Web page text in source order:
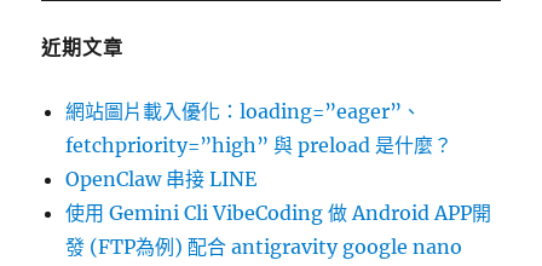
近期文章
網站圖片載入優化：loading=”eager”、
fetchpriority=”high” 與 preload 是什麼？
OpenClaw 串接 LINE
使用 Gemini Cli VibeCoding 做 Android APP開
發 (FTP為例) 配合 antigravity google nano